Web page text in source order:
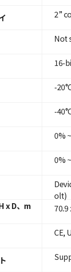
x D、m
2”
Not
16-
-
-
0%
0%
olt)
CE,